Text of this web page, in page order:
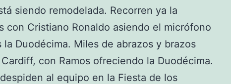
siendo remodelada. Recorren ya la
con Cristiano Ronaldo asiendo el micrófono
Duodécima. Miles de abrazos y brazos
con Ramos ofreciendo la Duodécima.
al equipo en la Fiesta de los